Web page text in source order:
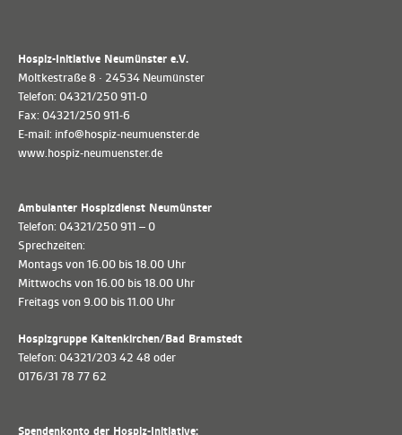
Hospiz-Initiative Neumünster e.V.
Moltkestraße 8 · 24534 Neumünster
Telefon: 04321/250 911-0
Fax: 04321/250 911-6
E-mail: info@hospiz-neumuenster.de
www.hospiz-neumuenster.de
Ambulanter Hospizdienst Neumünster
Telefon: 04321/250 911 – 0
Sprechzeiten:
Montags von 16.00 bis 18.00 Uhr
Mittwochs von 16.00 bis 18.00 Uhr
Freitags von 9.00 bis 11.00 Uhr
Hospizgruppe Kaltenkirchen/Bad Bramstedt
Telefon: 04321/203 42 48 oder
0176/31 78 77 62
Spendenkonto der Hospiz-Initiative: